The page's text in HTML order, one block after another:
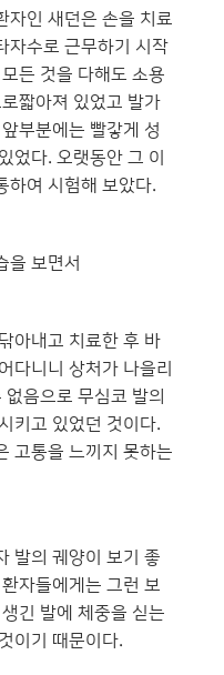
자인 새던은 손을 치료
자수로 근무하기 시작
든 것을 다해도 소용
짧아져 있었고 발가
부분에는 빨갛게 성
었다. 오랫동안 그 이
하여 시험해 보았다.
을 보면서
아내고 치료한 후 바
다니니 상처가 나을리
음으로 무심코 발의
키고 있었던 것이다.
고통을 느끼지 못하는
발의 궤양이 보기 좋
자들에게는 그런 보
긴 발에 체중을 싣는
이기 때문이다.